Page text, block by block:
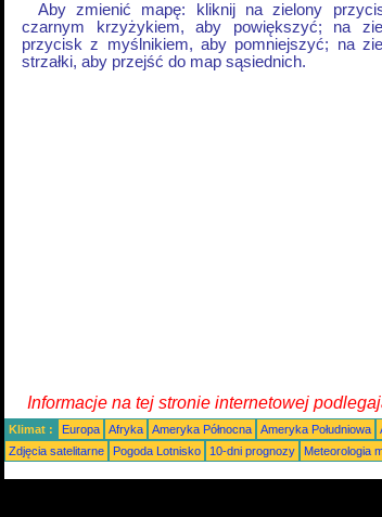
Aby zmienić mapę: kliknij na zielony
czarnym krzyżykiem, aby powiększyć; na
przycisk z myślnikiem, aby pomniejszyć; na
strzałki, aby przejść do map sąsiednich.
Informacje na tej stronie internetowej
Klimat : Europa Afryka Ameryka Północna Ameryka Południowa
Zdjęcia satelitarne
Pogoda Lotnisko 10-dni prognozy Meteorologia